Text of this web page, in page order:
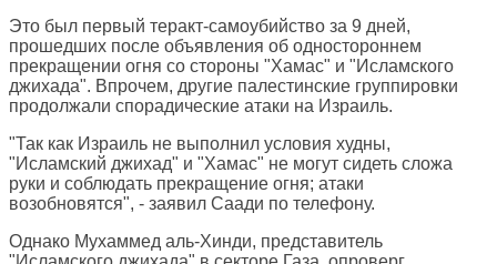
Это был первый теракт-самоубийство за 9 дней,
прошедших после объявления об одностороннем
прекращении огня со стороны "Хамас" и "Исламского
джихада". Впрочем, другие палестинские группировки
продолжали спорадические атаки на Израиль.
"Так как Израиль не выполнил условия худны,
"Исламский джихад" и "Хамас" не могут сидеть сложа
руки и соблюдать прекращение огня; атаки
возобновятся", - заявил Саади по телефону.
Однако Мухаммед аль-Хинди, представитель